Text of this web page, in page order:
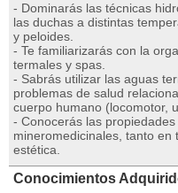
- Dominarás las técnicas
las duchas a distintas
y peloides.
- Te familiarizarás con la
termales y spas.
- Sabrás utilizar las aguas
problemas de salud
cuerpo humano (locomotor,
- Conocerás las
mineromedicinales, tanto en
estética.
Conocimientos